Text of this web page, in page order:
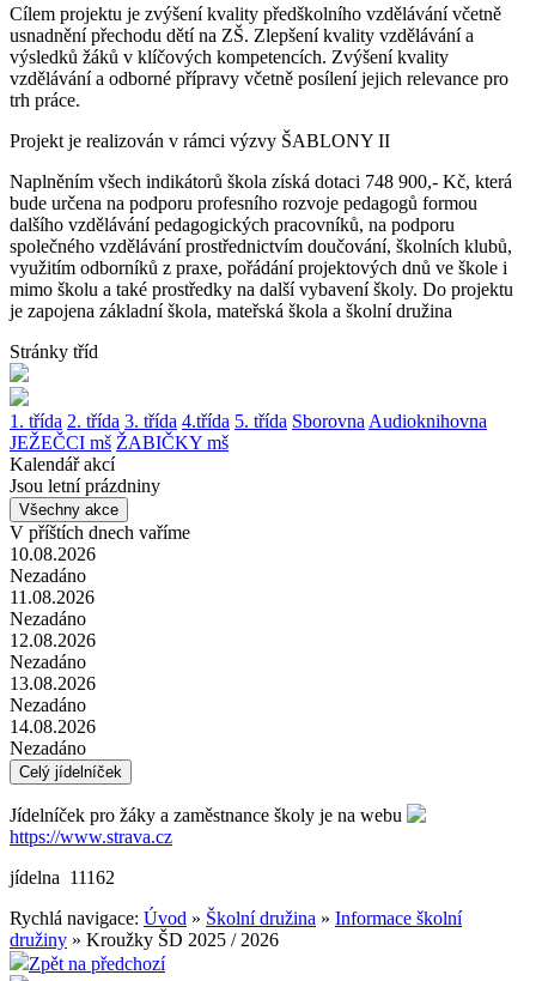
Cílem projektu je zvýšení kvality předškolního vzdělávání včetně
usnadnění přechodu dětí na ZŠ. Zlepšení kvality vzdělávání a
výsledků žáků v klíčových kompetencích. Zvýšení kvality
vzdělávání a odborné přípravy včetně posílení jejich relevance pro
trh práce.
Projekt je realizován v rámci výzvy ŠABLONY II
Naplněním všech indikátorů škola získá dotaci 748 900,- Kč, která
bude určena na podporu profesního rozvoje pedagogů formou
dalšího vzdělávání pedagogických pracovníků, na podporu
společného vzdělávání prostřednictvím doučování, školních klubů,
využitím odborníků z praxe, pořádání projektových dnů ve škole i
mimo školu a také prostředky na další vybavení školy. Do projektu
je zapojena základní škola, mateřská škola a školní družina
Stránky tříd
1. třída 2. třída 3. třída 4.třída 5. třída Sborovna Audioknihovna
JEŽEČCI mš ŽABIČKY mš
Kalendář akcí
Jsou letní prázdniny
Všechny akce
V příštích dnech vaříme
10.08.2026
Nezadáno
11.08.2026
Nezadáno
12.08.2026
Nezadáno
13.08.2026
Nezadáno
14.08.2026
Nezadáno
Celý jídelníček
Jídelníček pro žáky a zaměstnance školy je na webu
https://www.strava.cz
jídelna 11162
Rychlá navigace: Úvod » Školní družina » Informace školní
družiny » Kroužky ŠD 2025 / 2026
Zpět na předchozí